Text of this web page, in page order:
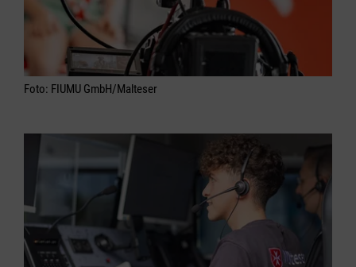
Foto: FIUMU GmbH/Malteser